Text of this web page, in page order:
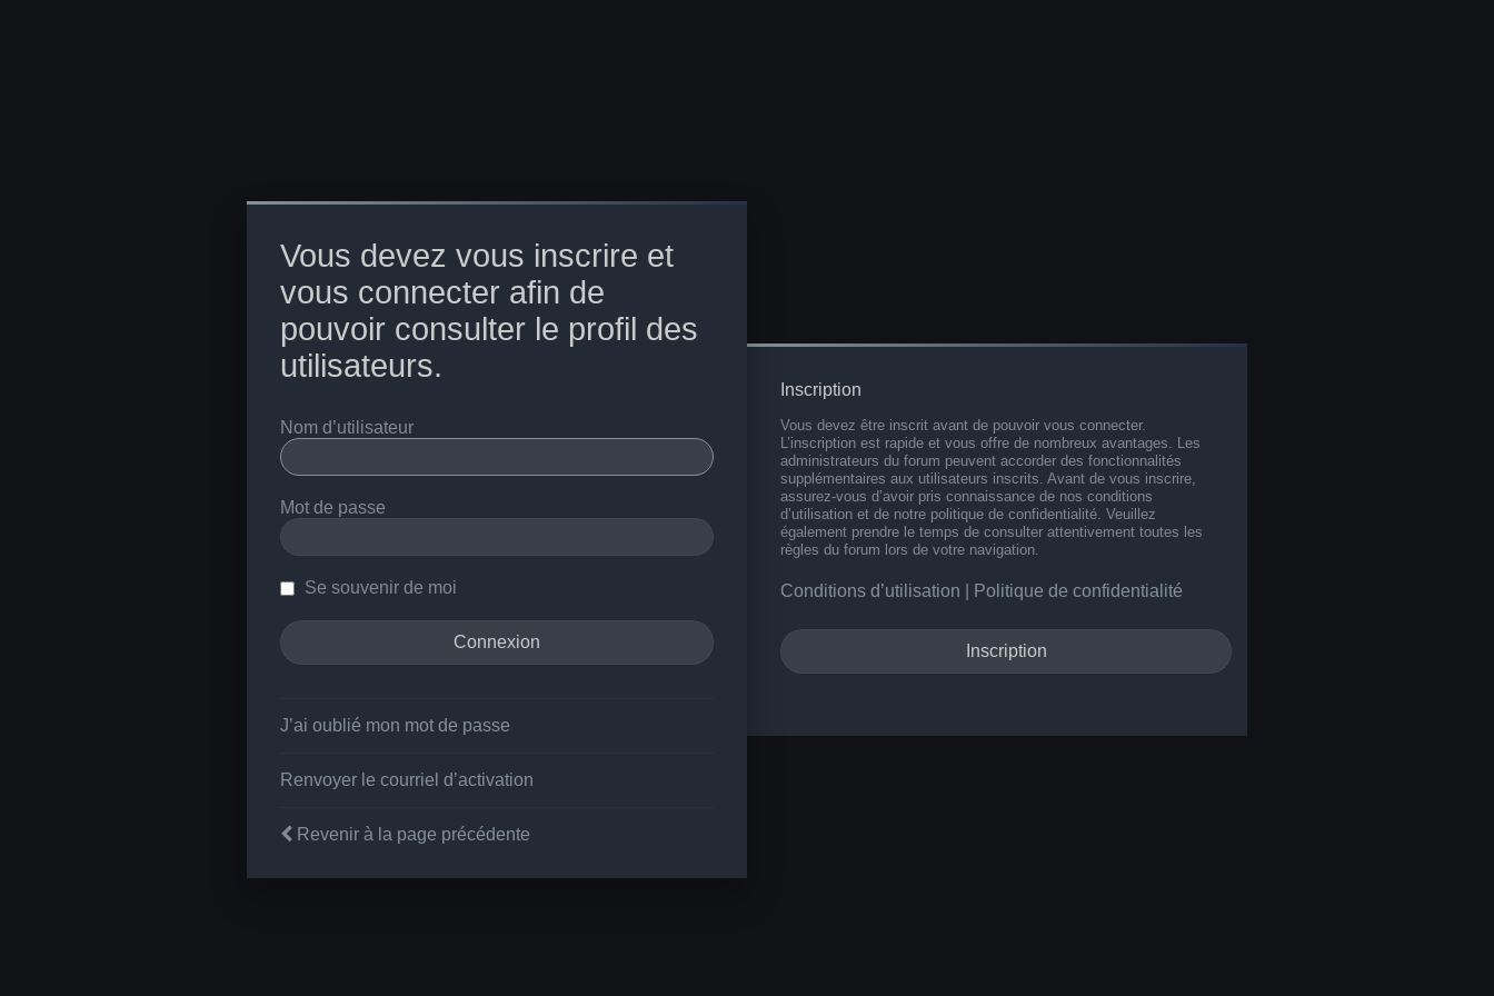
Vous devez vous inscrire et
vous connecter afin de
pouvoir consulter le profil des
utilisateurs.
Nom d’utilisateur
Mot de passe
Se souvenir de moi
J’ai oublié mon mot de passe
Renvoyer le courriel d’activation
Revenir à la page précédente
Inscription
Vous devez être inscrit avant de pouvoir vous connecter.
L’inscription est rapide et vous offre de nombreux avantages. Les
administrateurs du forum peuvent accorder des fonctionnalités
supplémentaires aux utilisateurs inscrits. Avant de vous inscrire,
assurez-vous d’avoir pris connaissance de nos conditions
d’utilisation et de notre politique de confidentialité. Veuillez
également prendre le temps de consulter attentivement toutes les
règles du forum lors de votre navigation.
Conditions d’utilisation Politique de confidentialité
Inscription